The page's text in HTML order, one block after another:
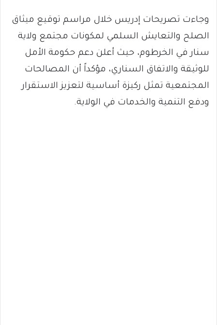
وجاءت تصريحات إدريس خلال مراسم توقيع ميثاق
الصلح والتعايش السلمي لمكونات مجتمع ولاية
سنار في الخرطوم، حيث أعلن دعم حكومة الأمل
للوثيقة والاتفاق السناري، مؤكداً أن المصالحات
المجتمعية تمثل ركيزة أساسية لتعزيز الاستقرار
ودفع التنمية والخدمات في الولاية.